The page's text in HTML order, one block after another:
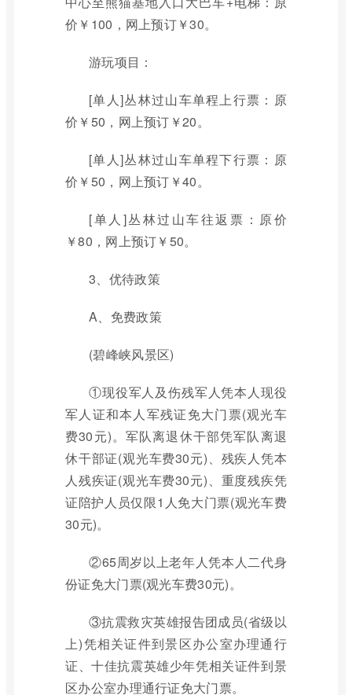
价￥100，网上预订￥30。
游玩项目：
[单人]丛林过山车单程上行票：原
价￥50，网上预订￥20。
[单人]丛林过山车单程下行票：原
价￥50，网上预订￥40。
[单人]丛林过山车往返票：原价
￥80，网上预订￥50。
3、优待政策
A、免费政策
(碧峰峡风景区)
①现役军人及伤残军人凭本人现役
军人证和本人军残证免大门票(观光车
费30元)。军队离退休干部凭军队离退
休干部证(观光车费30元)、残疾人凭本
人残疾证(观光车费30元)、重度残疾凭
证陪护人员仅限1人免大门票(观光车费
30元)。
②65周岁以上老年人凭本人二代身
份证免大门票(观光车费30元)。
③抗震救灾英雄报告团成员(省级以
上)凭相关证件到景区办公室办理通行
证、十佳抗震英雄少年凭相关证件到景
区办公室办理通行证免大门票。